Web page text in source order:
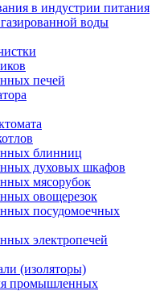
в индустрии питания
воды
печей
блинниц
духовых шкафов
мясорубок
овощерезок
посудомоечных
электропечей
(изоляторы)
промышленных